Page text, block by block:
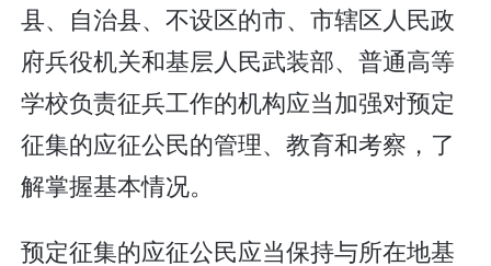
县、自治县、不设区的市、市辖区人民政
府兵役机关和基层人民武装部、普通高等
学校负责征兵工作的机构应当加强对预定
征集的应征公民的管理、教育和考察，了
解掌握基本情况。
预定征集的应征公民应当保持与所在地基